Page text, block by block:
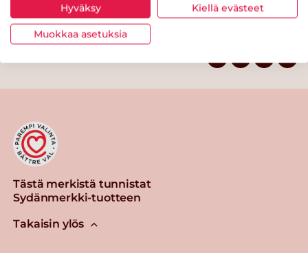
Tästä merkistä tunnistat
Sydänmerkki-tuotteen
Takaisin ylös
Hyväksy Kiellä evästeet
Muokkaa asetuksia